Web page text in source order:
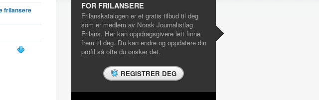
frilansere FOR FRILANSERE
Frilanskatalogen er et gratis tilbud til deg
som er medlem av Norsk Journalistlag
Frilans. Her kan oppdragsgivere lett finne
frem til deg. Du kan endre og oppdatere din
profil så ofte du ønsker det.
REGISTRER DEG